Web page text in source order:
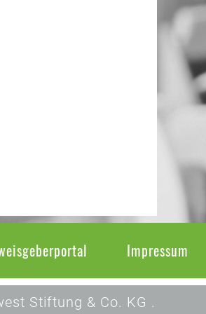
Impressum
Stiftung & Co. KG .